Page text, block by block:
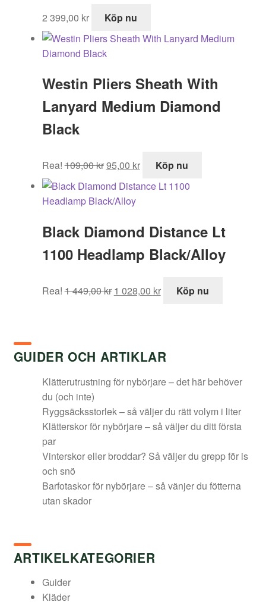
2 399,00 kr Köp nu
Westin Pliers Sheath With
Lanyard Medium Diamond
Black
Rea! 109,00kr
ursprungliga
priset
var:
95,00 kr
nuvarande
priset
Köp nu
Black Diamond Distance Lt
1100 Headlamp Black/Alloy
Rea! 1 449,00kr
ursprungliga
449,00 kr.
1 028,00 kr
nuvarande
028,00 kr.
Köp nu
GUIDER OCH ARTIKLAR
Klätterutrustning för nybörjare – det här behöver
du (och inte)
Ryggsäcksstorlek – så väljer du rätt volym i liter
Klätterskor för nybörjare – så väljer du ditt första
par
Vinterskor eller broddar? Så väljer du grepp för is
och snö
Barfotaskor för nybörjare – så vänjer du fötterna
utan skador
ARTIKELKATEGORIER
Guider
Kläder